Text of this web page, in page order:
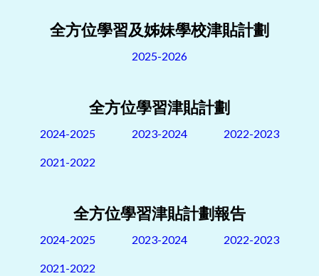
全方位學習及姊妹學校津貼計劃
2025-2026
全方位學習津貼計劃
2024-2025 2023-2024 2022-2023
2021-2022
全方位學習津貼計劃報告
2024-2025 2023-2024 2022-2023
2021-2022